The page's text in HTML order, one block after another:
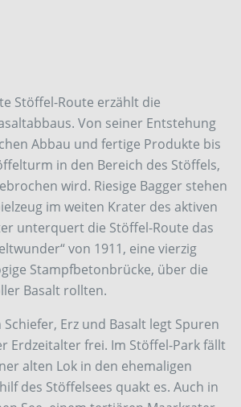
Stöffel-Route erzählt die
Von seiner Entstehung
Abbau und fertige Produkte bis
in den Bereich des Stöffels,
wird. Riesige Bagger stehen
im weiten Krater des aktiven
unterquert die Stöffel-Route das
von 1911, eine vierzig
Stampfbetonbrücke, über die
Basalt rollten.
Erz und Basalt legt Spuren
Erdzeitalter frei. Im Stöffel-Park fällt
alten Lok in den ehemaligen
des Stöffelsees quakt es. Auch in